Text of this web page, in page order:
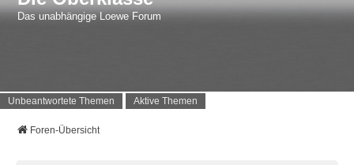
Das unabhängige Loewe Forum
Unbeantwortete Themen Aktive Themen
Foren-Übersicht